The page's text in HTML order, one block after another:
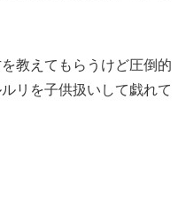
教えてもらうけど圧倒的
リを子供扱いして戯れて